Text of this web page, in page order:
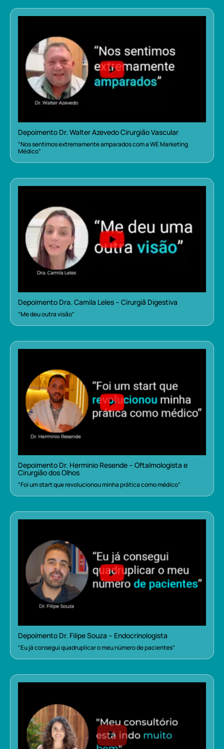
Depoimento Dr. Walter Azevedo Cirurgião Vascular
“Nos sentimos extremamente amparados com a WE Marketing
Médico”
Depoimento Dra. Camila Leles – Cirurgiã Digestiva
“Me deu outra visão”
Depoimento Dr. Herminio Resende – Oftalmologista e
Cirurgião dos Olhos
“Foi um start que revolucionou minha prática como médico”
Depoimento Dr. Filipe Souza – Endocrinologista
“Eu já consegui quadruplicar o meu número de pacientes”